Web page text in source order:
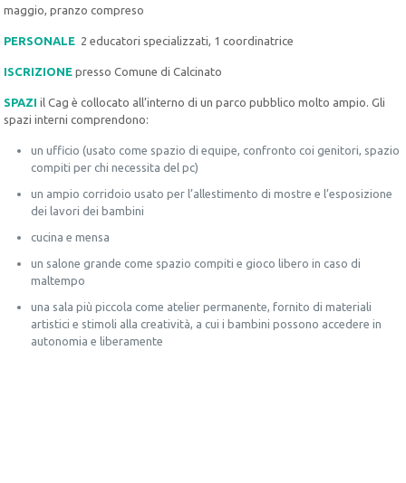
maggio, pranzo compreso
PERSONALE 2 educatori specializzati, 1 coordinatrice
ISCRIZIONE presso Comune di Calcinato
SPAZI il Cag è collocato all’interno di un parco pubblico molto ampio. Gli
spazi interni comprendono:
un ufficio (usato come spazio di equipe, confronto coi genitori, spazio
compiti per chi necessita del pc)
un ampio corridoio usato per l’allestimento di mostre e l’esposizione
dei lavori dei bambini
cucina e mensa
un salone grande come spazio compiti e gioco libero in caso di
maltempo
una sala più piccola come atelier permanente, fornito di materiali
artistici e stimoli alla creatività, a cui i bambini possono accedere in
autonomia e liberamente